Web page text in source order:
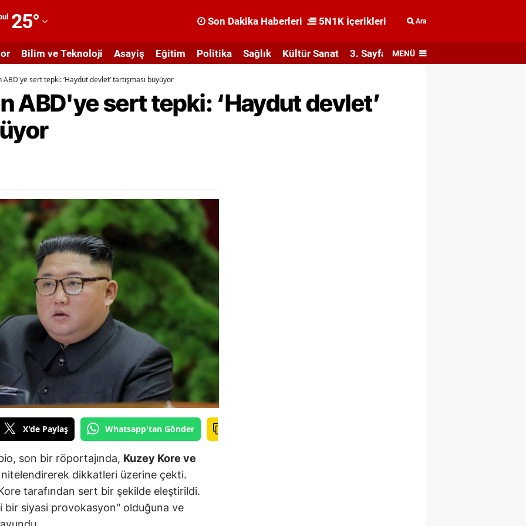
25° Son Dakika Haberleri 5N1K İçerikleri Ara
Bilim ve Teknoloji Asayiş Eğitim Politika Sağlık Kültür Sanat 3. Sayfa MENÜ
ABD'ye sert tepki: ‘Haydut devlet’ tartışması büyüyor
ABD'ye sert tepki: ‘Haydut devlet’
X'de Paylaş Whatsapp'tan Gönder
son bir röportajında, Kuzey Kore ve
dikkatleri üzerine çekti.
tarafından sert bir şekilde eleştirildi.
siyasi provokasyon" olduğuna ve